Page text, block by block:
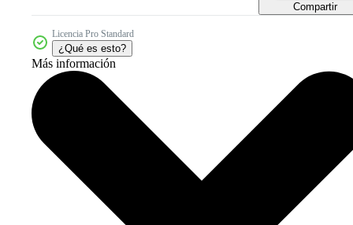
Compartir
Licencia Pro Standard
¿Qué es esto?
Más información